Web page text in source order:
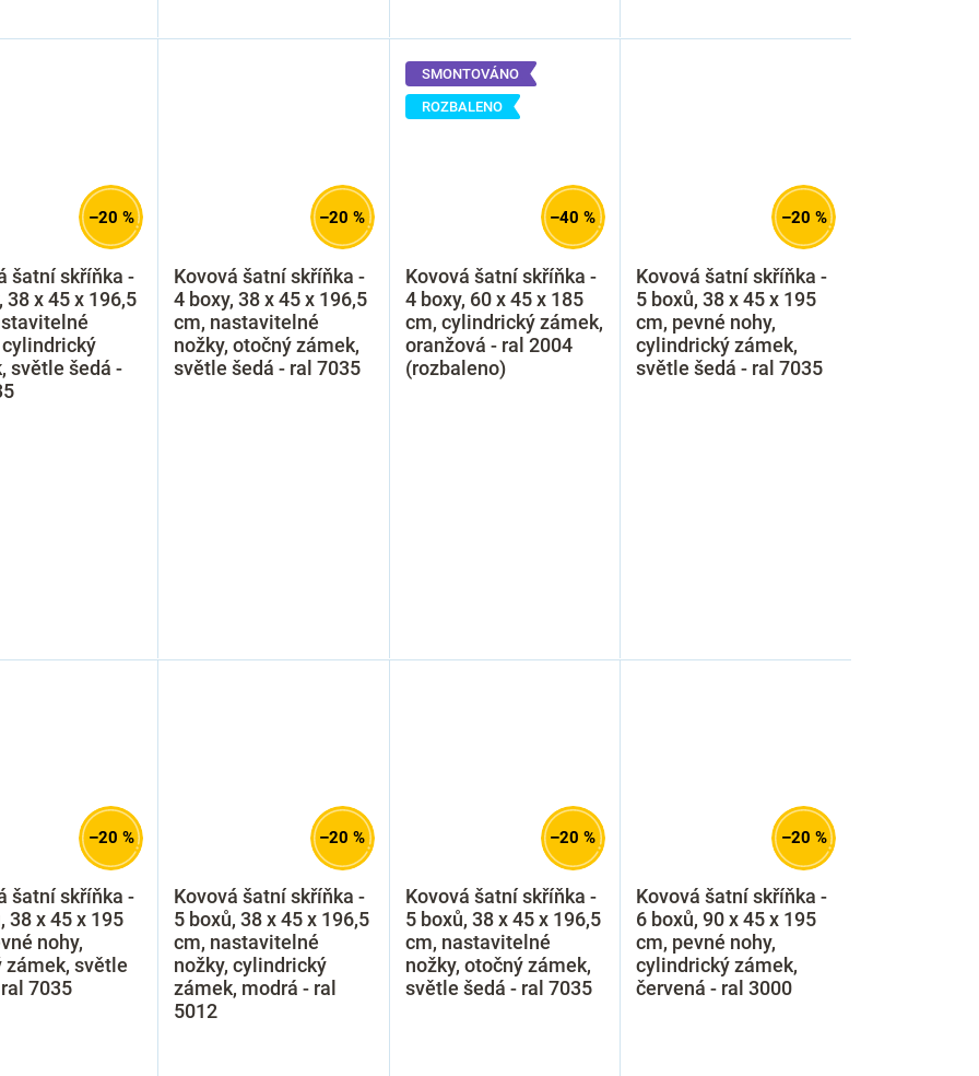
–20 %
šatní skříňka -
38 x 45 x 196,5
cylindrický
světle šedá -
–20 %
Kovová šatní skříňka -
4 boxy, 38 x 45 x 196,5
cm, nastavitelné
nožky, otočný zámek,
světle šedá - ral 7035
ROZBALENO
SMONTOVÁNO
–40 %
Kovová šatní skříňka -
4 boxy, 60 x 45 x 185
cm, cylindrický zámek,
oranžová - ral 2004
(rozbaleno)
–20 %
Kovová šatní skříňka -
5 boxů, 38 x 45 x 195
cm, pevné nohy,
cylindrický zámek,
světle šedá - ral 7035
–20 %
šatní skříňka -
38 x 45 x 195
nohy,
zámek, světle
7035
–20 %
Kovová šatní skříňka -
5 boxů, 38 x 45 x 196,5
cm, nastavitelné
nožky, cylindrický
zámek, modrá - ral
5012
–20 %
Kovová šatní skříňka -
5 boxů, 38 x 45 x 196,5
cm, nastavitelné
nožky, otočný zámek,
světle šedá - ral 7035
–20 %
Kovová šatní skříňka -
6 boxů, 90 x 45 x 195
cm, pevné nohy,
cylindrický zámek,
červená - ral 3000